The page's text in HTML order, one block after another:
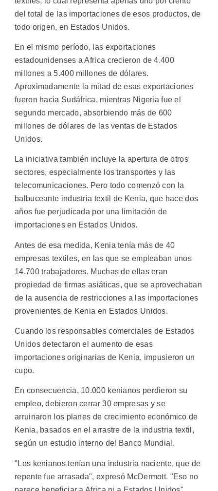
del total de las importaciones de esos productos, de
todo origen, en Estados Unidos.
En el mismo período, las exportaciones
estadounidenses a Africa crecieron de 4.400
millones a 5.400 millones de dólares.
Aproximadamente la mitad de esas exportaciones
fueron hacia Sudáfrica, mientras Nigeria fue el
segundo mercado, absorbiendo más de 600
millones de dólares de las ventas de Estados
Unidos.
La iniciativa también incluye la apertura de otros
sectores, especialmente los transportes y las
telecomunicaciones. Pero todo comenzó con la
balbuceante industria textil de Kenia, que hace dos
años fue perjudicada por una limitación de
importaciones en Estados Unidos.
Antes de esa medida, Kenia tenía más de 40
empresas textiles, en las que se empleaban unos
14.700 trabajadores. Muchas de ellas eran
propiedad de firmas asiáticas, que se aprovechaban
de la ausencia de restricciones a las importaciones
provenientes de Kenia en Estados Unidos.
Cuando los responsables comerciales de Estados
Unidos detectaron el aumento de esas
importaciones originarias de Kenia, impusieron un
cupo.
En consecuencia, 10.000 kenianos perdieron su
empleo, debieron cerrar 30 empresas y se
arruinaron los planes de crecimiento económico de
Kenia, basados en el arrastre de la industria textil,
según un estudio interno del Banco Mundial.
"Los kenianos tenían una industria naciente, que de
repente fue arrasada", expresó McDermott. "Eso no